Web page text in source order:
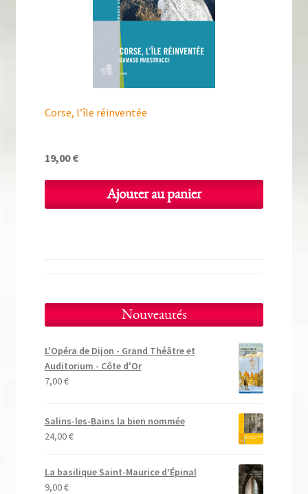
Corse, l’île réinventée
19,00€
Ajouter au panier
Nouveautés
L'Opéra de Dijon - Grand Théâtre et
Auditorium - Côte d'Or
7,00€
Salins-les-Bains la bien nommée
24,00€
La basilique Saint-Maurice d’Épinal
9,00€